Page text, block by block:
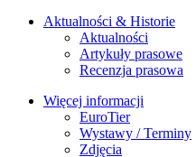
Aktualności & Historie
Aktualności
Artykuły prasowe
Recenzja prasowa
Więcej informacji
EuroTier
Wystawy / Terminy
Zdjęcia